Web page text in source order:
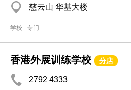
慈云山 华基大楼
学校─专门
香港外展训练学校 分店
2792 4333